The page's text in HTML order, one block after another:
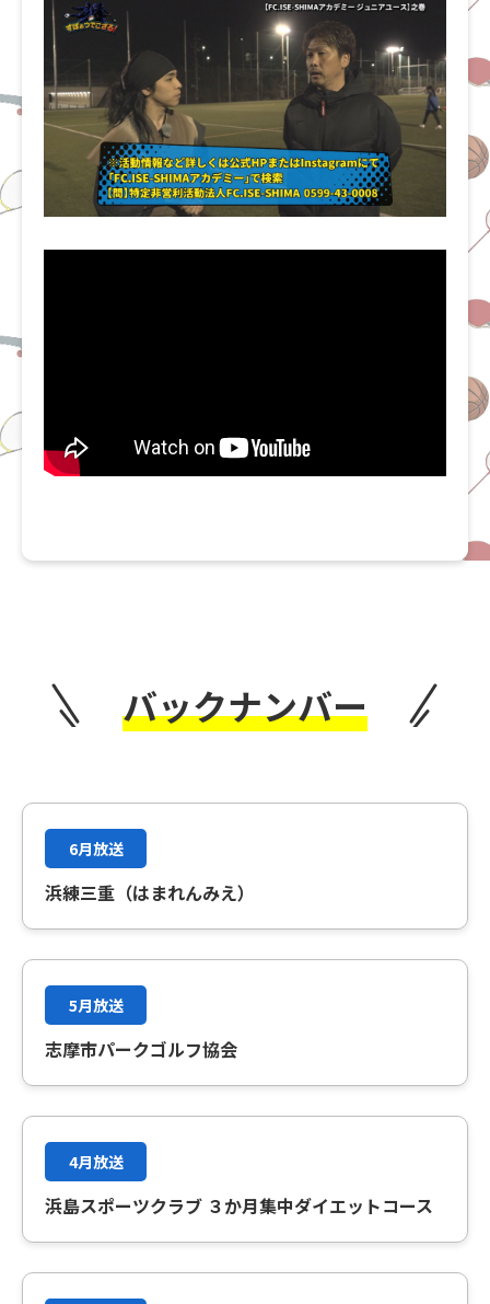
バックナンバー
6月放送
浜練三重（はまれんみえ）
5月放送
志摩市パークゴルフ協会
4月放送
浜島スポーツクラブ ３か月集中ダイエットコース